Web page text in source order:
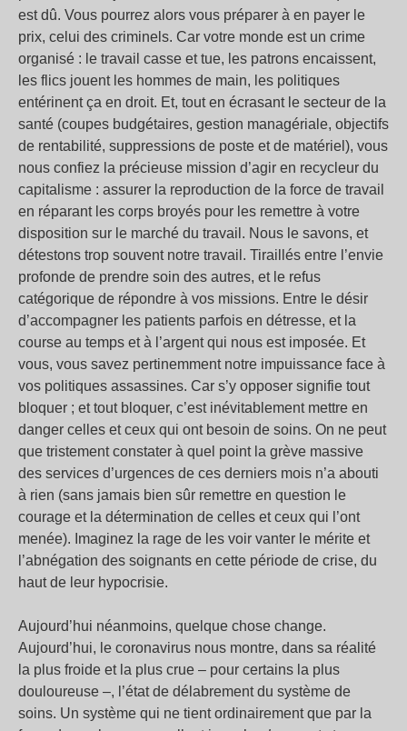
est dû. Vous pourrez alors vous préparer à en payer le
prix, celui des criminels. Car votre monde est un crime
organisé : le travail casse et tue, les patrons encaissent,
les flics jouent les hommes de main, les politiques
entérinent ça en droit. Et, tout en écrasant le secteur de la
santé (coupes budgétaires, gestion managériale, objectifs
de rentabilité, suppressions de poste et de matériel), vous
nous confiez la précieuse mission d’agir en recycleur du
capitalisme : assurer la reproduction de la force de travail
en réparant les corps broyés pour les remettre à votre
disposition sur le marché du travail. Nous le savons, et
détestons trop souvent notre travail. Tiraillés entre l’envie
profonde de prendre soin des autres, et le refus
catégorique de répondre à vos missions. Entre le désir
d’accompagner les patients parfois en détresse, et la
course au temps et à l’argent qui nous est imposée. Et
vous, vous savez pertinemment notre impuissance face à
vos politiques assassines. Car s’y opposer signifie tout
bloquer ; et tout bloquer, c’est inévitablement mettre en
danger celles et ceux qui ont besoin de soins. On ne peut
que tristement constater à quel point la grève massive
des services d’urgences de ces derniers mois n’a abouti
à rien (sans jamais bien sûr remettre en question le
courage et la détermination de celles et ceux qui l’ont
menée). Imaginez la rage de les voir vanter le mérite et
l’abnégation des soignants en cette période de crise, du
haut de leur hypocrisie.
Aujourd’hui néanmoins, quelque chose change.
Aujourd’hui, le coronavirus nous montre, dans sa réalité
la plus froide et la plus crue – pour certains la plus
douloureuse –, l’état de délabrement du système de
soins. Un système qui ne tient ordinairement que par la